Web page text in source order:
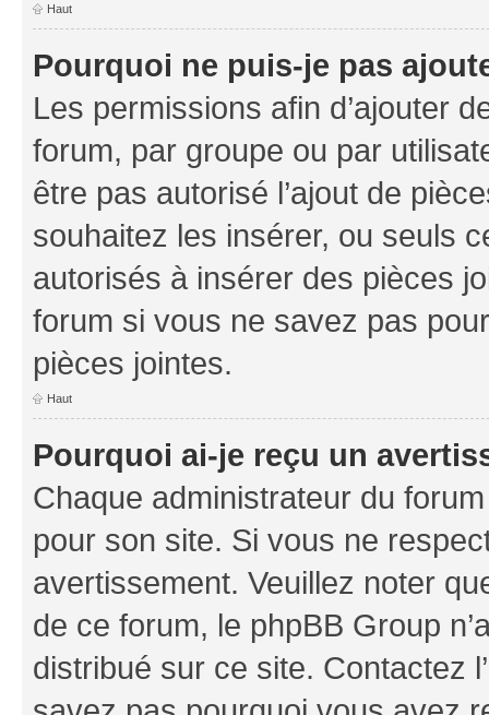
Haut
Pourquoi ne puis-je pas
Les permissions afin d’ajouter
forum, par groupe ou par
être pas autorisé l’ajout de
souhaitez les insérer, ou seuls
autorisés à insérer des pièces
forum si vous ne savez pas
pièces jointes.
Haut
Pourquoi ai-je reçu un
Chaque administrateur du
pour son site. Si vous ne
avertissement. Veuillez noter
de ce forum, le phpBB Group
distribué sur ce site. Contactez